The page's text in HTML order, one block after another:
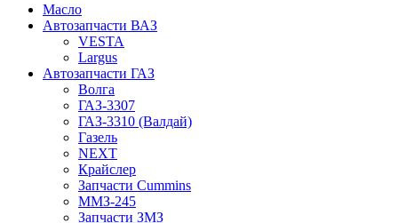
Масло
Автозапчасти ВАЗ
VESTA
Largus
Автозапчасти ГАЗ
Волга
ГАЗ-3307
ГАЗ-3310 (Валдай)
Газель
NEXT
Крайслер
Запчасти Cummins
ММЗ-245
Запчасти ЗМЗ